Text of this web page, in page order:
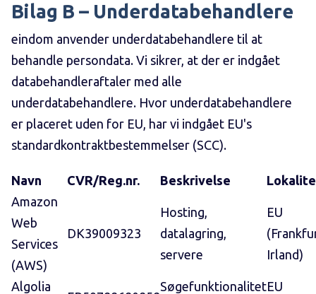
Bilag B – Underdatabehandlere
eindom anvender underdatabehandlere til at
behandle persondata. Vi sikrer, at der er indgået
databehandleraftaler med alle
underdatabehandlere. Hvor underdatabehandlere
er placeret uden for EU, har vi indgået EU's
standardkontraktbestemmelser (SCC).
Navn CVR/Reg.nr. Beskrivelse
Amazon
Web
Services
(AWS)
DK39009323
Hosting,
datalagring,
servere
EU
Irland)
Algolia SøgefunktionalitetEU